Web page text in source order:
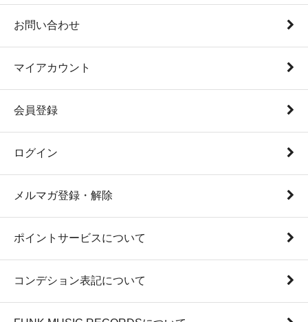
お問い合わせ
マイアカウント
会員登録
ログイン
メルマガ登録・解除
ポイントサービスについて
コンデション表記について